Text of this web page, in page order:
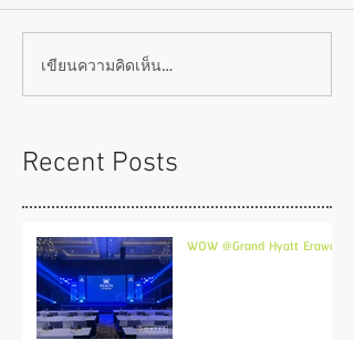
เขียนความคิดเห็น…
Recent Posts
WOW @Grand Hyatt Erawan